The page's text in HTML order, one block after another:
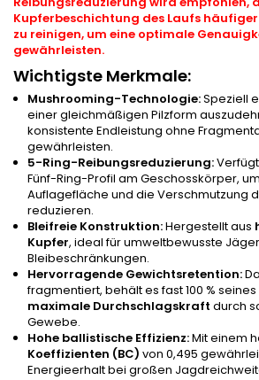
Kupferbeschichtung des Laufs
zu reinigen, um eine optimale
gewährleisten.
Wichtigste Merkmale:
Mushrooming-Technologie:Speziell
einer gleichmäßigen Pilzform
konsistente Endleistung ohne
gewährleisten.
5-Ring-Reibungsreduzierung:
Fünf-Ring-Profil am Geschosskörper,
Auflagefläche und die Verschmutzung
reduzieren.
Bleifreie Konstruktion:Hergestellt aus
Kupfer, ideal für umweltbewusste
Bleibeschränkungen.
Hervorragende Gewichtsretention:
fragmentiert, behält es fast 100 % seines
maximale Durchschlagskraft durch
Gewebe.
Hohe ballistische Effizienz:Mit einem
Koeffizienten (BC) von 0,495
Energieerhalt bei großen